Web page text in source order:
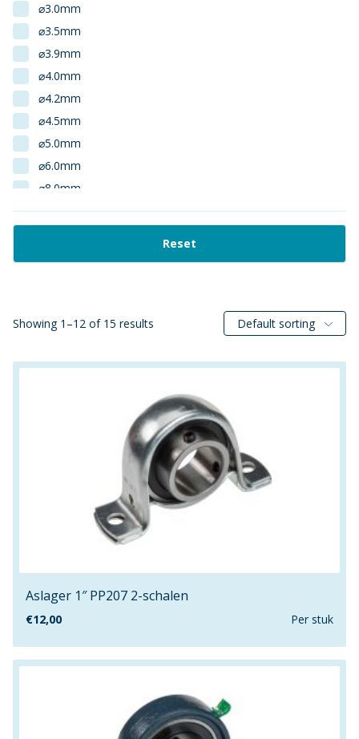
⌀3.0mm
⌀3.5mm
⌀3.9mm
⌀4.0mm
⌀4.2mm
⌀4.5mm
⌀5.0mm
⌀6.0mm
⌀8.0mm
1:13
1:7
1.000m
1260mm
12mm
13.1mm
13.5mm
Reset
Showing 1–12 of 15 results Default sorting
Aslager 1″ PP207 2-schalen
€12,00 Per stuk